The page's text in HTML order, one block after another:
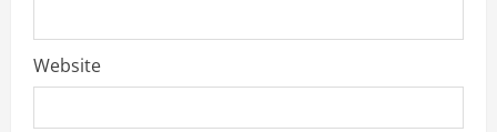
Website